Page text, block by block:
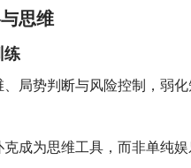
思维
练
局势判断与风险控制，弱
成为思维工具，而非单纯娱